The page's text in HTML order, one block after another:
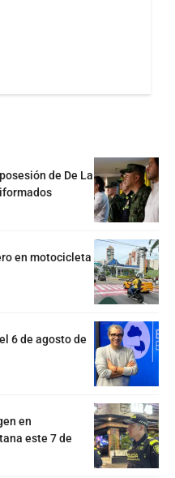
de De La
en motocicleta
6 de agosto de
en
este 7 de